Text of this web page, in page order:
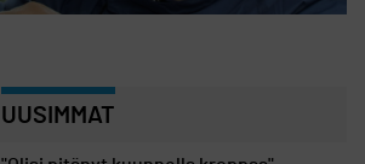
UUSIMMAT